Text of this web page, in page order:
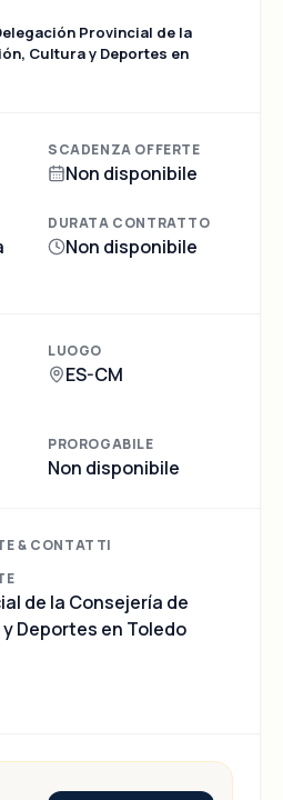
Provincial de la
Cultura y Deportes en
SCADENZA OFFERTE
Non disponibile
DURATA CONTRATTO
Non disponibile
LUOGO
ES-CM
PROROGABILE
Non disponibile
& CONTATTI
de la Consejería de
Deportes en Toledo